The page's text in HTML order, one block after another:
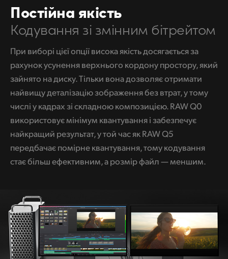
Постійна якість
Кодування зі змінним бітрейтом
При виборі цієї опції висока якість досягається за
рахунок усунення верхнього кордону простору, який
зайнято на диску. Тільки вона дозволяє отримати
найвищу деталізацію зображення без втрат, у тому
числі у кадрах зі складною композицією. RAW Q0
використовує мінімум квантування і забезпечує
найкращий результат, у той час як RAW Q5
передбачає помірне квантування, тому кодування
стає більш ефективним, а розмір файл — меншим.